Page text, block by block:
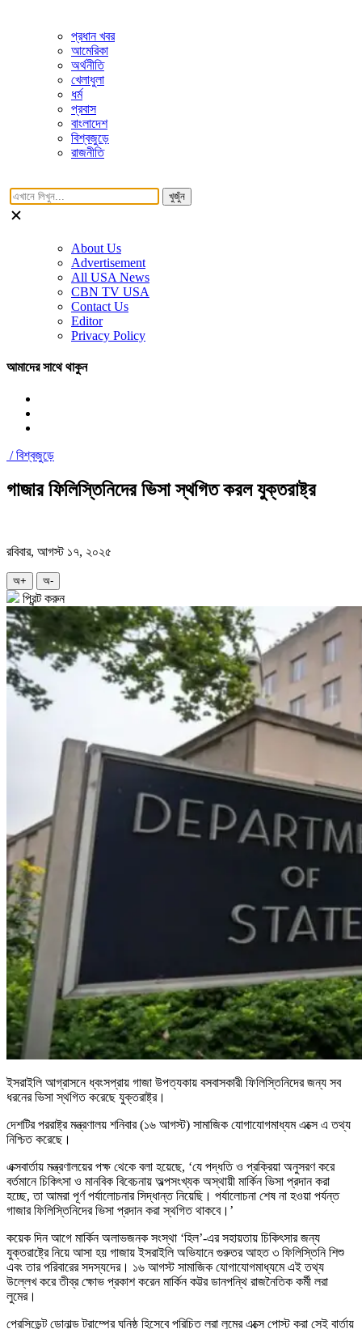
প্রধান খবর
আমেরিকা
অর্থনীতি
খেলাধুলা
ধর্ম
প্রবাস
বাংলাদেশ
বিশ্বজুড়ে
রাজনীতি
খুজুঁন
About Us
Advertisement
All USA News
CBN TV USA
Contact Us
Editor
Privacy Policy
আমাদের সাথে থাকুন
/বিশ্বজুড়ে
গাজার ফিলিস্তিনিদের ভিসা স্থগিত করল যুক্তরাষ্ট্র
রবিবার, আগস্ট ১৭, ২০২৫
অ+ অ-
প্রিন্ট করুন
ইসরাইলি আগ্রাসনে ধ্বংসপ্রায় গাজা উপত্যকায় বসবাসকারী ফিলিস্তিনিদের জন্য সব
ধরনের ভিসা স্থগিত করেছে যুক্তরাষ্ট্র।
দেশটির পররাষ্ট্র মন্ত্রণালয় শনিবার (১৬ আগস্ট) সামাজিক যোগাযোগমাধ্যম এক্সে এ তথ্য
নিশ্চিত করেছে।
এক্সবার্তায় মন্ত্রণালয়ের পক্ষ থেকে বলা হয়েছে, ‘যে পদ্ধতি ও প্রক্রিয়া অনুসরণ করে
বর্তমানে চিকিৎসা ও মানবিক বিবেচনায় অল্পসংখ্যক অস্থায়ী মার্কিন ভিসা প্রদান করা
হচ্ছে, তা আমরা পূর্ণ পর্যালোচনার সিদ্ধান্ত নিয়েছি। পর্যালোচনা শেষ না হওয়া পর্যন্ত
গাজার ফিলিস্তিনিদের ভিসা প্রদান করা স্থগিত থাকবে।’
কয়েক দিন আগে মার্কিন অলাভজনক সংস্থা ‘হিল’-এর সহায়তায় চিকিৎসার জন্য
যুক্তরাষ্ট্রে নিয়ে আসা হয় গাজায় ইসরাইলি অভিযানে গুরুতর আহত ৩ ফিলিস্তিনি শিশু
এবং তার পরিবারের সদস্যদের। ১৬ আগস্ট সামাজিক যোগাযোগমাধ্যমে এই তথ্য
উল্লেখ করে তীব্র ক্ষোভ প্রকাশ করেন মার্কিন কট্টর ডানপন্থি রাজনৈতিক কর্মী লরা
লুমের।
প্রেসিডেন্ট ডোনাল্ড ট্রাম্পের ঘনিষ্ঠ হিসেবে পরিচিত লরা লুমের এক্সে পোস্ট করা সেই বার্তায়